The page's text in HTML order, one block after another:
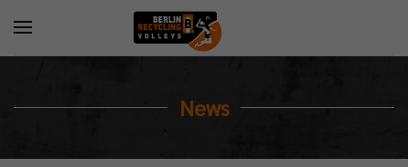
News